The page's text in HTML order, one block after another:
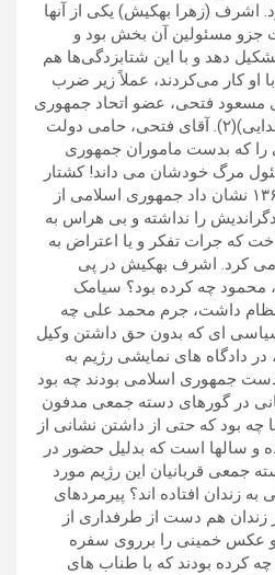
اشرف (زهرا بهکیش) یکی از آنها
جزو مسئولین آن بخش بود و
دهد و با این شتابزدگی‌ها هم
او کار می‌کردند، عملاً زیر ضرب
فتحی، عضو اتحاد جمهوری
خواهان و از فعالین جنبش فدایی)(۲). آقای فتحی، حامی دولت
را که بدست ماموران جمهوری
مرگ خودشان می داند! کشتار
زندانیان سیاسی در سال ۱۳۶۷ نشان داد جمهوری اسلامی از
را نداشته و بی هراس به
که جرات تفکر و یا اعتراض به
کرد. اشرف بهکیش در پی
محمود چه کرده بود؟ سیامک
داشت، جرم محمد علی چه
سیاسی ای که بدون حق داشتن وکیل
دادگاه های نمایشی رژیم به
جمهوری اسلامی بودند چه بود
در گورهای دسته جمعی مدفون
چه بود که حتی از داشتن نشانی از
و سالها است که بدلیل حضور در
جمعی قربانیان این رژیم مورد
به زندان افتاده اند؟ پیرمردهای
زندان هم دست از طرفداری از
عکس خمینی را برروی سفره
کرده بودند که با طناب های